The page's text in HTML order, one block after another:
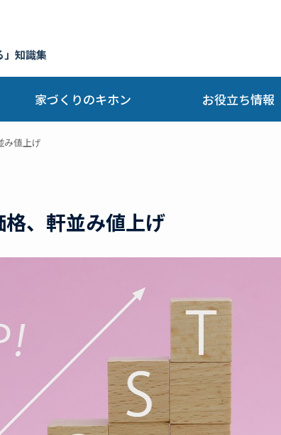
」知識集
家づくりのキホン お役立ち情報
み値上げ
、軒並み値上げ